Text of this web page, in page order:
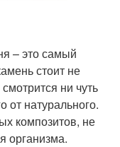
– это самый
стоит не
ни чуть
от натурального.
композитов, не
организма.